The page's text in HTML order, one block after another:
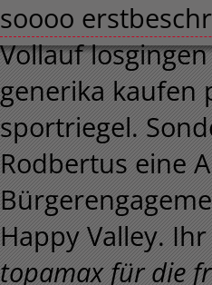
soooo
Vollauf
generika kaufen
sportriegel.
Rodbertus eine
Happy Valley.
topamax für die